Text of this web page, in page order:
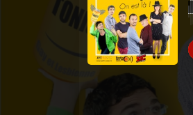
Tonic's Live